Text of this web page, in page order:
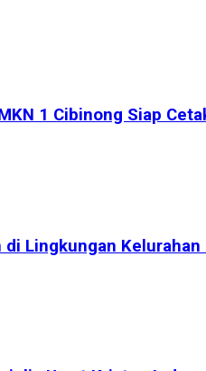
1 Cibinong Siap
Lingkungan